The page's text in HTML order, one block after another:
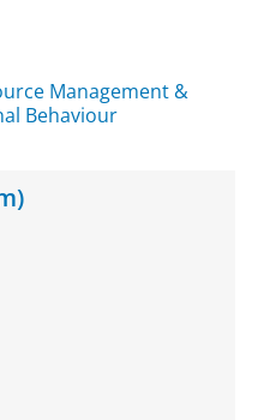
Management &
Behaviour